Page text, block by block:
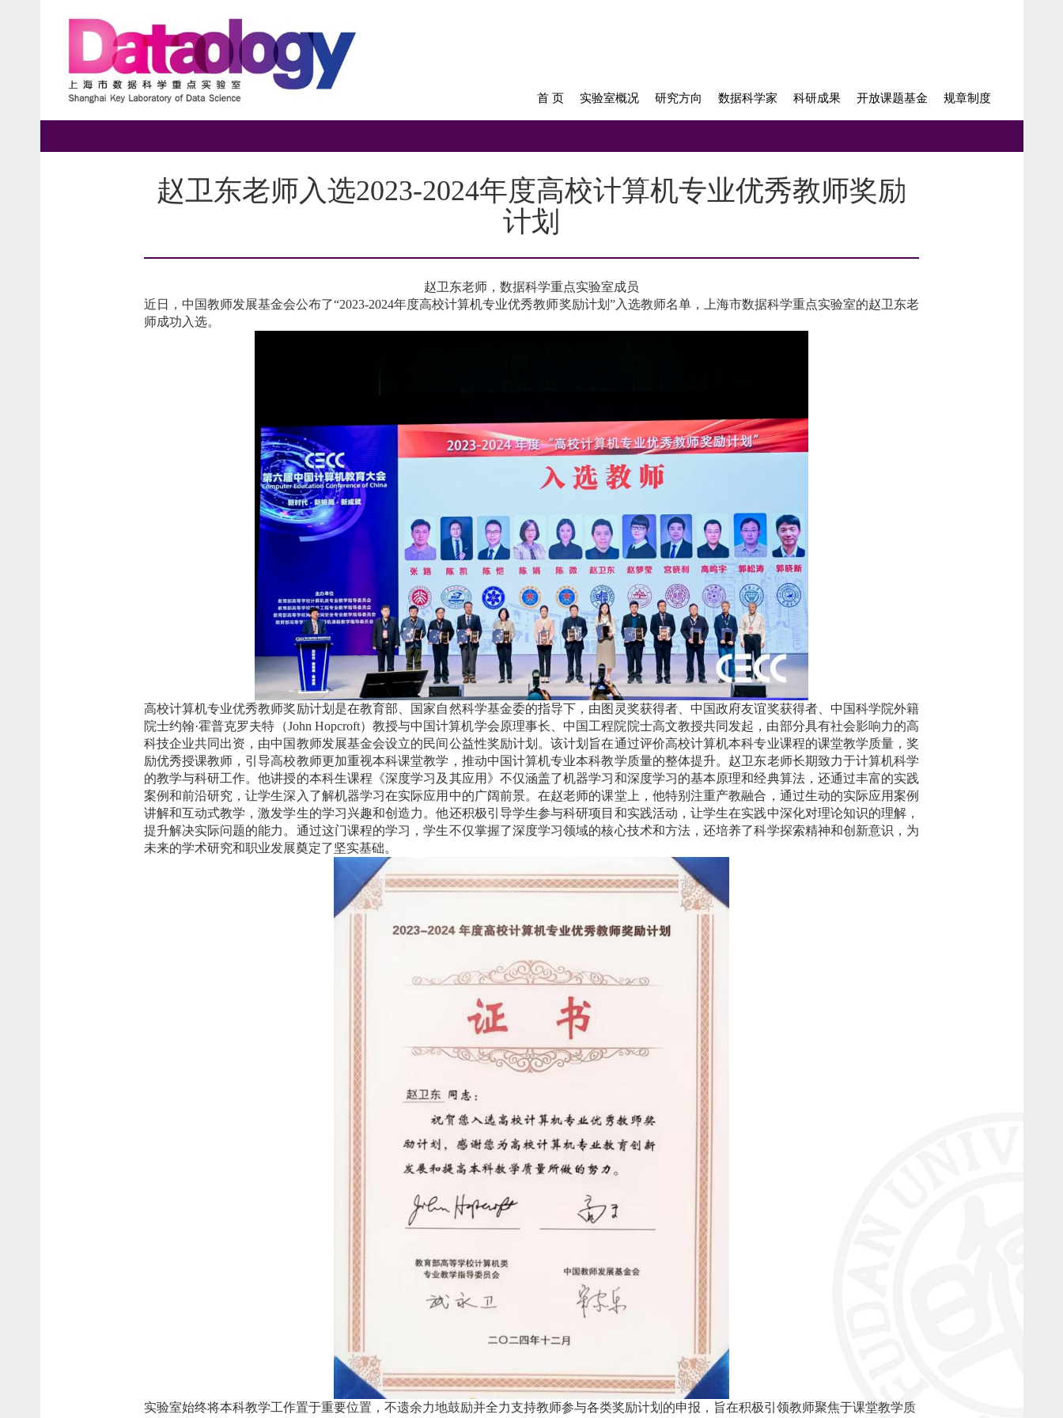
首 页 实验室概况 研究方向 数据科学家 科研成果 开放课题基金 规章制度
赵卫东老师入选2023-2024年度高校计算机专业优秀教师奖励
计划
赵卫东老师，数据科学重点实验室成员
近日，中国教师发展基金会公布了“2023-2024年度高校计算机专业优秀教师奖励计划”入选教师名单，上海市数据科学重点实验室的赵卫东老
师成功入选。
高校计算机专业优秀教师奖励计划是在教育部、国家自然科学基金委的指导下，由图灵奖获得者、中国政府友谊奖获得者、中国科学院外籍
院士约翰·霍普克罗夫特（John Hopcroft）教授与中国计算机学会原理事长、中国工程院院士高文教授共同发起，由部分具有社会影响力的高
科技企业共同出资，由中国教师发展基金会设立的民间公益性奖励计划。该计划旨在通过评价高校计算机本科专业课程的课堂教学质量，奖
励优秀授课教师，引导高校教师更加重视本科课堂教学，推动中国计算机专业本科教学质量的整体提升。赵卫东老师长期致力于计算机科学
的教学与科研工作。他讲授的本科生课程《深度学习及其应用》不仅涵盖了机器学习和深度学习的基本原理和经典算法，还通过丰富的实践
案例和前沿研究，让学生深入了解机器学习在实际应用中的广阔前景。在赵老师的课堂上，他特别注重产教融合，通过生动的实际应用案例
讲解和互动式教学，激发学生的学习兴趣和创造力。他还积极引导学生参与科研项目和实践活动，让学生在实践中深化对理论知识的理解，
提升解决实际问题的能力。通过这门课程的学习，学生不仅掌握了深度学习领域的核心技术和方法，还培养了科学探索精神和创新意识，为
未来的学术研究和职业发展奠定了坚实基础。
实验室始终将本科教学工作置于重要位置，不遗余力地鼓励并全力支持教师参与各类奖励计划的申报，旨在积极引领教师聚焦于课堂教学质